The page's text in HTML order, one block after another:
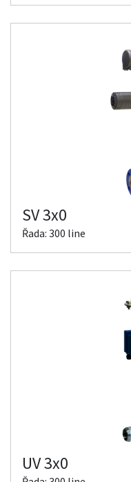
SV 3x0
Řada: 300 line
UV 3x0